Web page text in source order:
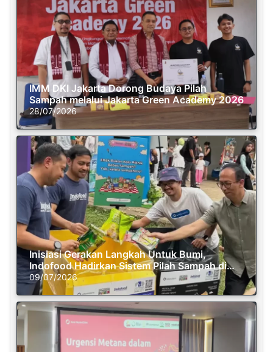
IMM DKI Jakarta Dorong Budaya Pilah
Sampah melalui Jakarta Green Academy 2026
28/07/2026
Inisiasi Gerakan Langkah Untuk Bumi,
Indofood Hadirkan Sistem Pilah Sampah di
Semasa Piknik
09/07/2026